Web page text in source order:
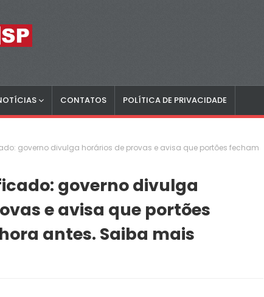
CONTATOS POLÍTICA DE PRIVACIDADE
governo divulga horários de provas e avisa que portões fecham
governo divulga
e avisa que portões
antes. Saiba mais